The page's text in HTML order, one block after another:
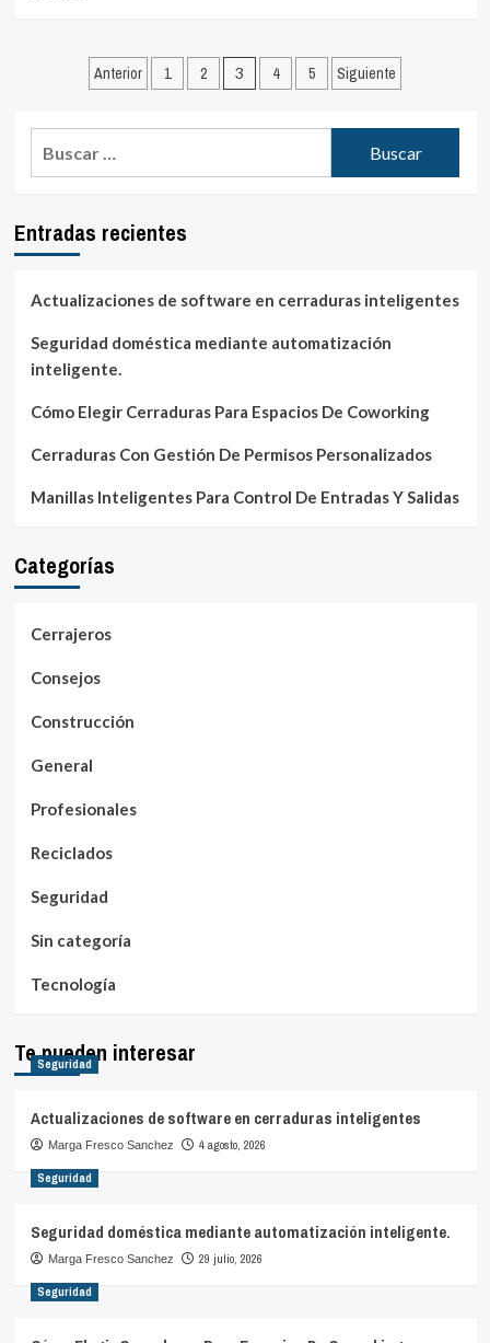
vehículo
método
más
para
robar
propiedades
Paginación
entradas
Anterior 1 2 3 4 5 Siguiente
Entradas recientes
Actualizaciones de software en cerraduras inteligentes
Seguridad doméstica mediante automatización
inteligente.
Cómo Elegir Cerraduras Para Espacios De Coworking
Cerraduras Con Gestión De Permisos Personalizados
Manillas Inteligentes Para Control De Entradas Y Salidas
Categorías
Cerrajeros
Consejos
Construcción
General
Profesionales
Reciclados
Seguridad
Sin categoría
Tecnología
Te pueden interesar
Seguridad
Actualizaciones de software en cerraduras inteligentes
Marga Fresco Sanchez 4 agosto, 2026
Seguridad
Seguridad doméstica mediante automatización inteligente.
Marga Fresco Sanchez 29 julio, 2026
Seguridad